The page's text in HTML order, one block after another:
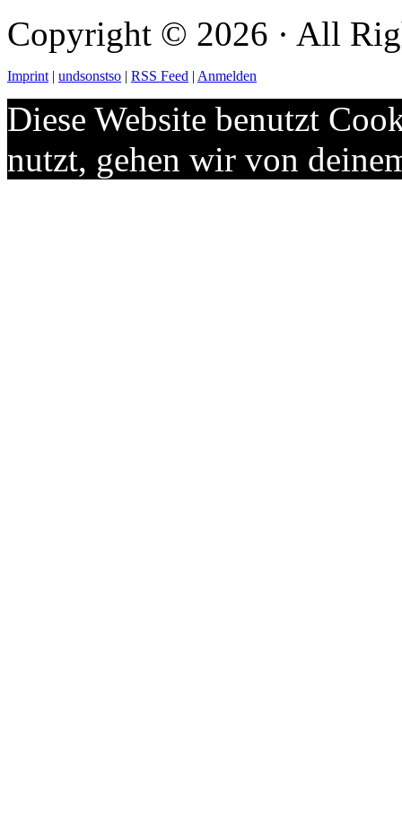
Copyright © 2026 · All
Imprint| undsonstso | RSS Feed | Anmelden
Diese Website benutzt
nutzt, gehen wir von